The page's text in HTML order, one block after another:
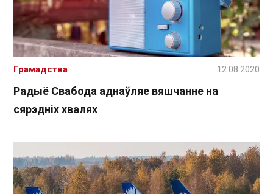
Радыё Свабода аднаўляе вяшчанне на
сярэдніх хвалях
Грамадства 12.08.2020